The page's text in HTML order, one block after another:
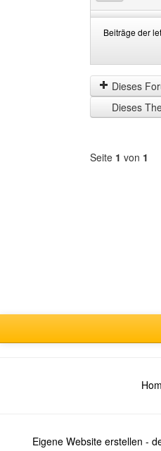
Beiträge der
der
letzten
Zeit
anzeigen
by
Dieses
Dieses
Seite 1 von 1
Eigene Website erstellen -